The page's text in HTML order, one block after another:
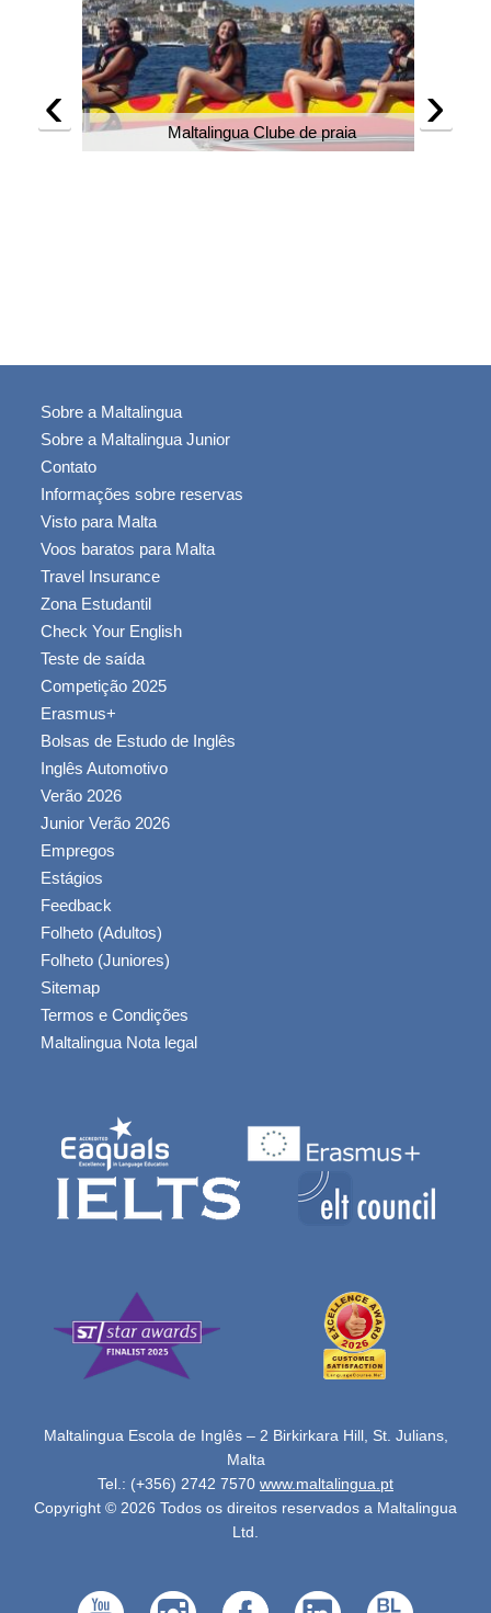
Maltalingua Clube de praia
‹ ›
Sobre a Maltalingua
Sobre a Maltalingua Junior
Contato
Informações sobre reservas
Visto para Malta
Voos baratos para Malta
Travel Insurance
Zona Estudantil
Check Your English
Teste de saída
Competição 2025
Erasmus+
Bolsas de Estudo de Inglês
Inglês Automotivo
Verão 2026
Junior Verão 2026
Empregos
Estágios
Feedback
Folheto (Adultos)
Folheto (Juniores)
Sitemap
Termos e Condições
Maltalingua Nota legal
Maltalingua Escola de Inglês – 2 Birkirkara Hill, St. Julians,
Malta
Tel.: (+356) 2742 7570 www.maltalingua.pt
Copyright © 2026 Todos os direitos reservados a Maltalingua
Ltd.